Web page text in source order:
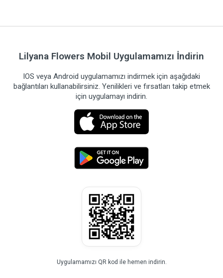
Lilyana Flowers Mobil Uygulamamızı İndirin
IOS veya Android uygulamamızı indirmek için aşağıdaki
bağlantıları kullanabilirsiniz. Yenilikleri ve fırsatları takip etmek
için uygulamayı indirin.
Uygulamamızı QR kod ile hemen indirin.